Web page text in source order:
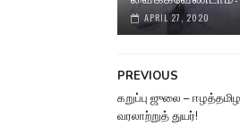
APRIL 27, 2020
PREVIOUS
கறுப்பு ஜுலை –
வரலாற்றுத் துயர்!